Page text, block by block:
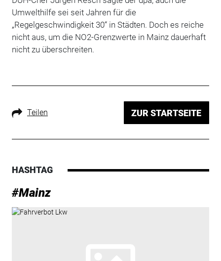
Umwelthilfe sei seit Jahren für die
„Regelgeschwindigkeit 30“ in Städten. Doch es reiche
nicht aus, um die NO2-Grenzwerte in Mainz dauerhaft
nicht zu überschreiten.
Teilen ZUR STARTSEITE
HASHTAG
#Mainz